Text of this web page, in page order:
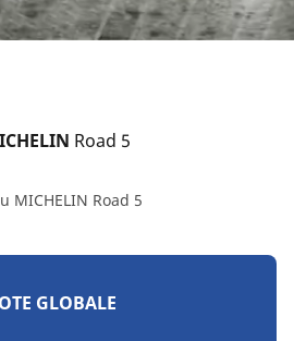
Road 5
MICHELIN Road 5
GLOBALE